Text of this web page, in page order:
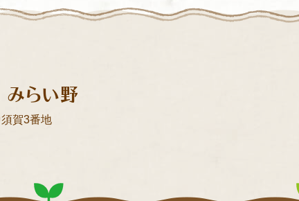
みらい野
賀3番地